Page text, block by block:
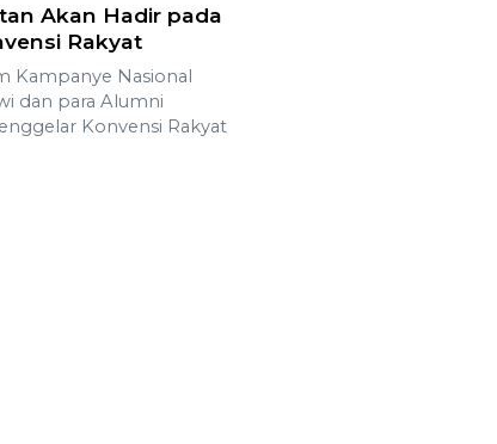
Akan Hadir pada
Rakyat
Kampanye Nasional
dan para Alumni
Konvensi Rakyat